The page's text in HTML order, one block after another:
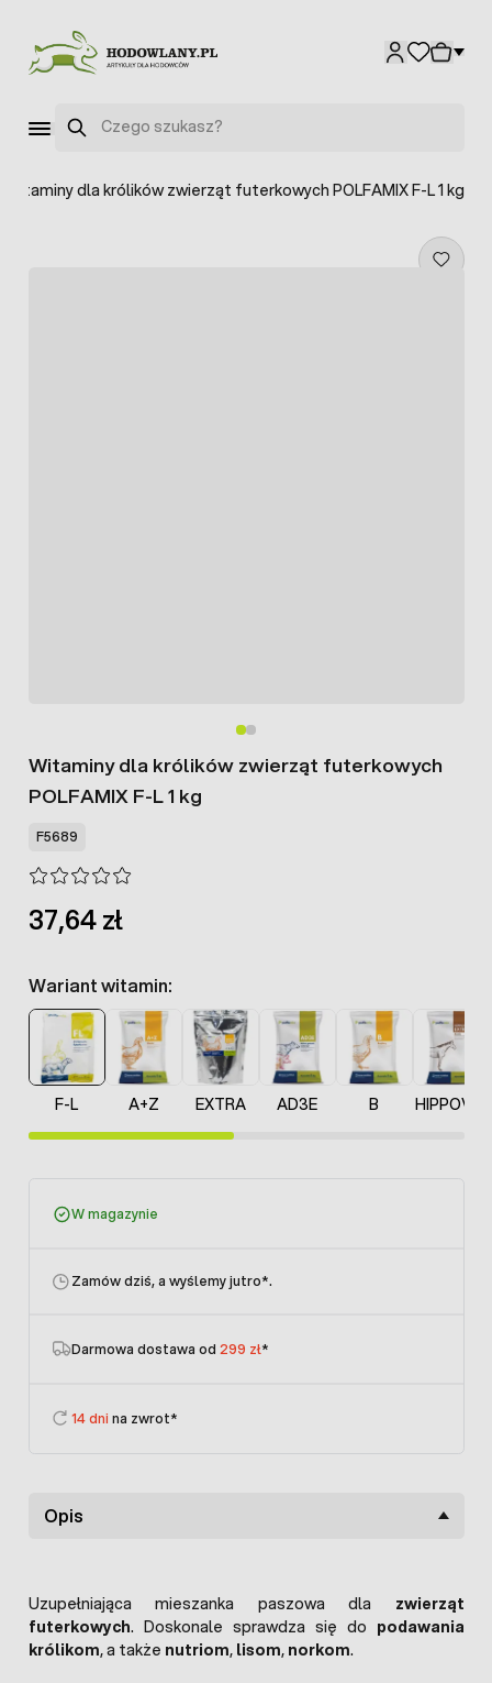
Szukaj
Witaminy dla królików zwierząt futerkowych POLFAMIX F-L 1 kg
Witaminy dla królików zwierząt futerkowych
POLFAMIX F-L 1 kg
F5689
37,64 zł
Wariant witamin:
F-L A+Z EXTRA AD3E B HIPPOVIT
W magazynie
Zamów dziś, a wyślemy jutro*.
Darmowa dostawa od 299 zł*
14 dni na zwrot*
Opis
Uzupełniająca mieszanka paszowa dla zwierząt
futerkowych. Doskonale sprawdza się do podawania
królikom, a także nutriom, lisom, norkom.